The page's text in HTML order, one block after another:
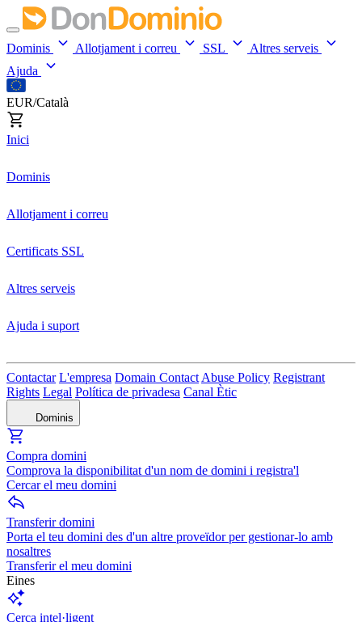
Dominis Allotjament i correu SSL
Altres serveis
Ajuda
EUR/Català
Inici
Dominis
Allotjament i correu
Certificats SSL
Altres serveis
Ajuda i suport
Contactar L'empresa Domain Contact Abuse Policy Registrant
Rights Legal Política de privadesa Canal Ètic
Dominis
Compra domini
Comprova la disponibilitat d'un nom de domini i registra'l
Cercar el meu domini
Transferir domini
Porta el teu domini des d'un altre proveïdor per gestionar-lo amb
nosaltres
Transferir el meu domini
Eines
Cerca intel·ligent